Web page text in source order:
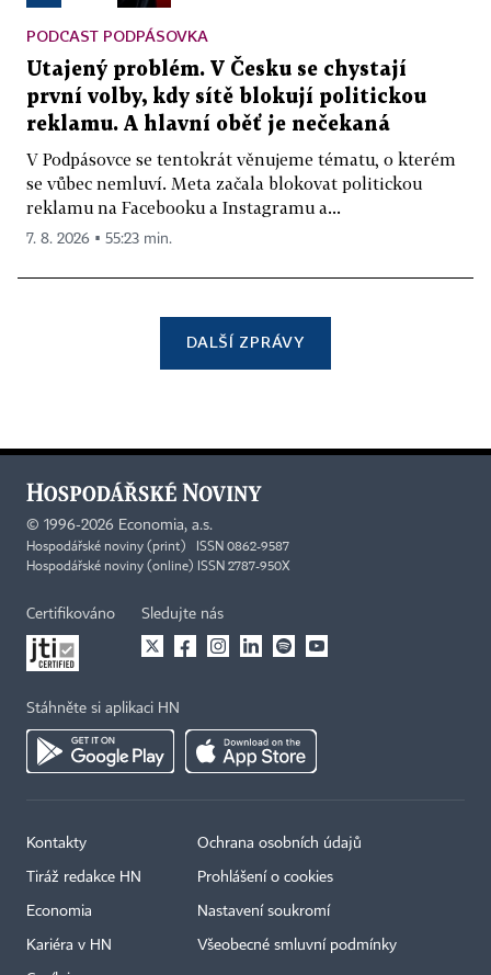
PODCAST PODPÁSOVKA
Utajený problém. V Česku se chystají
první volby, kdy sítě blokují politickou
reklamu. A hlavní oběť je nečekaná
V Podpásovce se tentokrát věnujeme tématu, o kterém
se vůbec nemluví. Meta začala blokovat politickou
reklamu na Facebooku a Instagramu a...
7. 8. 2026 ▪ 55:23 min.
DALŠÍ ZPRÁVY
© 1996-2026 Economia, a.s.
Hospodářské noviny (print) ISSN 0862-9587
Hospodářské noviny (online) ISSN 2787-950X
Certifikováno Sledujte nás
Stáhněte si aplikaci HN
Kontakty
Tiráž redakce HN
Economia
Kariéra v HN
Ochrana osobních údajů
Prohlášení o cookies
Nastavení soukromí
Všeobecné smluvní podmínky